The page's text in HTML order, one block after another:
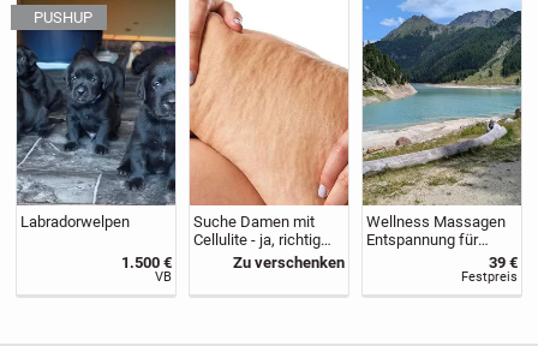
Labradorwelpen
1.500 €
VB
Suche Damen mit
Cellulite - ja, richtig
gelesen!Zu verschenken
Wellness Massagen
Entspannung für
Körper, Geist &Seele39 €
Festpreis